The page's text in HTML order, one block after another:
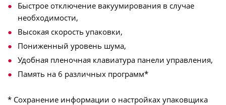
Быстрое отключение вакуумирования в случае
необходимости,
Высокая скорость упаковки,
Пониженный уровень шума,
Удобная пленочная клавиатура панели управления,
Память на 6 различных программ*
* Сохранение информации о настройках упаковщика